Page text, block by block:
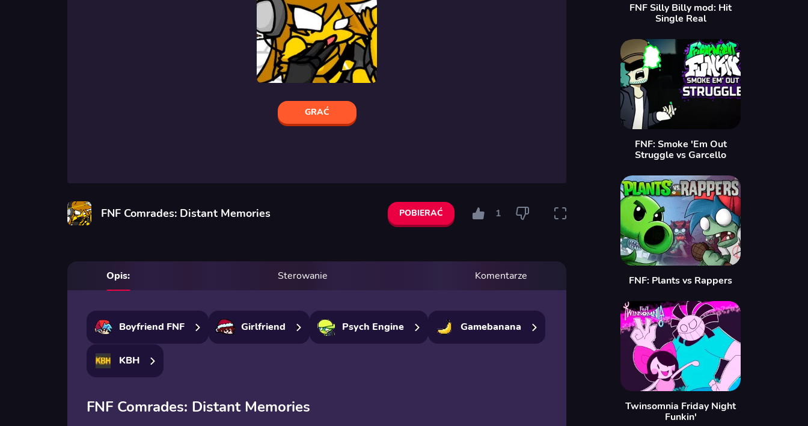
GRAĆ
FNF Comrades: Distant Memories POBIERAĆ 1
Opis: Sterowanie Komentarze
Boyfriend FNF Girlfriend Psych Engine Gamebanana
KBH
FNF Comrades: Distant Memories
FNF Silly Billy mod: Hit
Single Real
FNF: Smoke 'Em Out
Struggle vs Garcello
FNF: Plants vs Rappers
Twinsomnia Friday Night
Funkin'